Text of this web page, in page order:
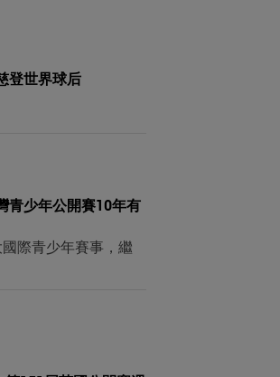
登世界球后
青少年公開賽10年有
際青少年賽事，繼